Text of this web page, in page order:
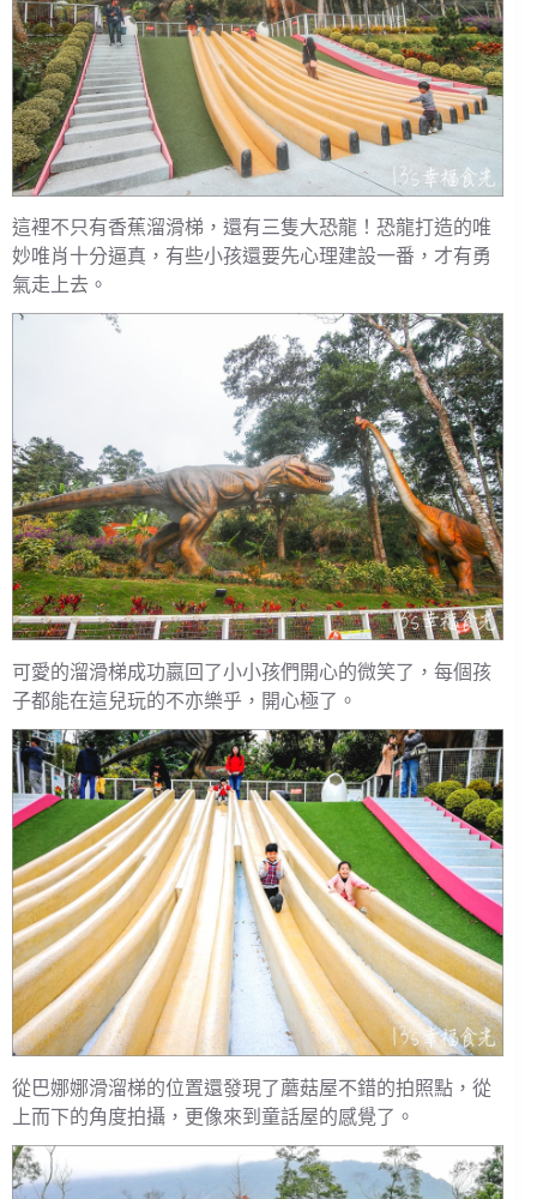
這裡不只有香蕉溜滑梯，還有三隻大恐龍！恐龍打造的唯
妙唯肖十分逼真，有些小孩還要先心理建設一番，才有勇
氣走上去。
可愛的溜滑梯成功嬴回了小小孩們開心的微笑了，每個孩
子都能在這兒玩的不亦樂乎，開心極了。
從巴娜娜滑溜梯的位置還發現了蘑菇屋不錯的拍照點，從
上而下的角度拍攝，更像來到童話屋的感覺了。